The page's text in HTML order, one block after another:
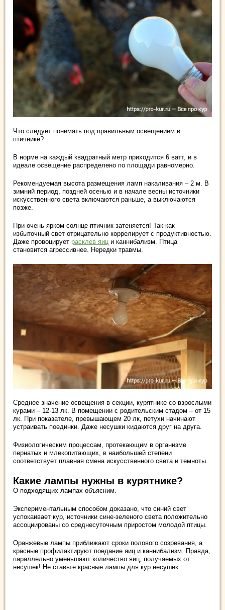
Что следует понимать под правильным освещением в
птичнике?
В норме на каждый квадратный метр приходится 6 ватт, и в
идеале освещение распределено по площади равномерно.
Рекомендуемая высота размещения ламп накаливания – 2 м. В
зимний период, поздней осенью и в начале весны источники
искусственного света включаются раньше, а выключаются
позже.
При очень ярком солнце птичник затеняется! Так как
избыточный свет отрицательно коррелирует с продуктивностью.
Даже провоцирует расклев яиц и каннибализм. Птица
становится агрессивнее. Нередки травмы.
Среднее значение освещения в секции, курятнике со взрослыми
курами – 12-13 лк. В помещении с родительским стадом – от 15
лк. При показателе, превышающем 20 лк, петухи начинают
устраивать поединки. Даже несушки кидаются друг на друга.
Физиологическим процессам, протекающим в организме
пернатых и млекопитающих, в наибольшей степени
соответствует плавная смена искусственного света и темноты.
Какие лампы нужны в курятнике?
О подходящих лампах объясним.
Экспериментальным способом доказано, что синий свет
успокаивает кур, источники сине-зеленого света положительно
ассоциированы со среднесуточным приростом молодой птицы.
Оранжевые лампы приближают сроки полового созревания, а
красные профилактируют поедание яиц и каннибализм. Правда,
параллельно уменьшают количество яиц, получаемых от
несушек! Не ставьте красные лампы для кур несушек.